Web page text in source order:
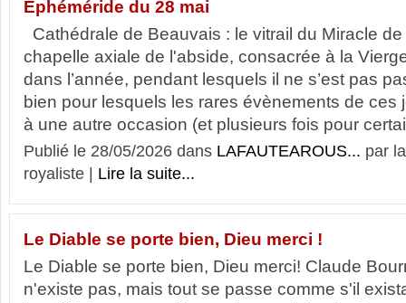
Éphéméride du 28 mai
Cathédrale de Beauvais : le vitrail du Miracle
chapelle axiale de l'abside, consacrée à la
dans l’année, pendant lesquels il ne s’est pas
bien pour lesquels les rares évènements de ces
à une autre occasion (et plusieurs fois pour
Publié le 28/05/2026 dans LAFAUTEAROUS... par
royaliste | Lire la suite...
Le Diable se porte bien, Dieu merci !
Le Diable se porte bien, Dieu merci! Claude
n'existe pas, mais tout se passe comme s'il